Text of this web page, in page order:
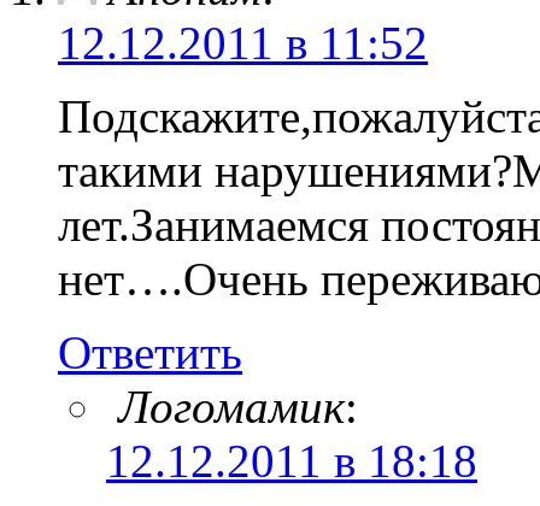
12.12.2011 в 11:52
такими
лет.Занимаемся
нет….Очень
Ответить
Логомамик:
12.12.2011 в 18:18